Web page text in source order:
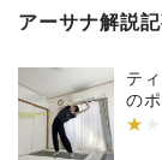
アーサナ解説
テ
の
★